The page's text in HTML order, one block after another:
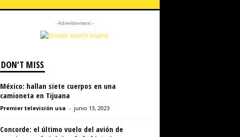
- Advertisement -
DON'T MISS
México: hallan siete cuerpos en una
camioneta en Tijuana
Premier televisión usa - junio 13, 2023
Concorde: el último vuelo del avión de